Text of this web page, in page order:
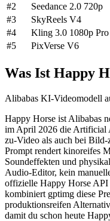
#2
Seedance 2.0 720p
#3
SkyReels V4
#4
Kling 3.0 1080p Pro
#5
PixVerse V6
Was Ist Happy
Alibabas KI-Videomodell
Happy Horse ist Alibabas
im April 2026 die Artificial
zu-Video als auch bei
Prompt rendert kinoreifes
Soundeffekten und
Audio-Editor, kein
offizielle Happy Horse API
kombiniert gptimg diese
produktionsreifen
damit du schon heute